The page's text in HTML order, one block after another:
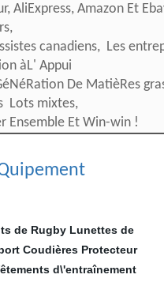
AliExpress, Amazon Et
canadiens, Les
àL' Appui
De MatièRes
Lots mixtes,
Ensemble Et Win-win !
de Rugby Lunettes de
Coudières Protecteur
d\'entraînement